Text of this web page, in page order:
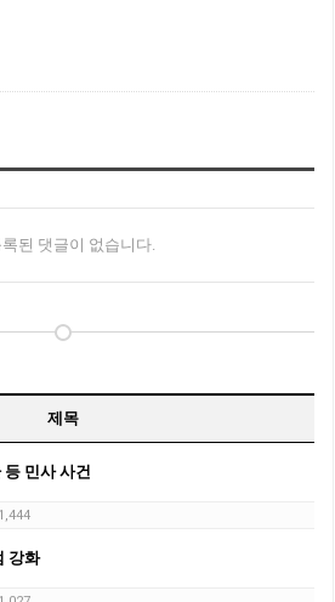
록된 댓글이 없습니다.
제목
민사 사건
강화